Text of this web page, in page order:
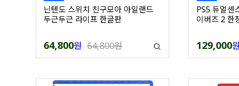
닌텐도 스위치 친구모아 아일랜드
두근두근 라이프 한글판
64,800원 64,800원
PS5 듀얼센
이버즈 2 한
129,000원